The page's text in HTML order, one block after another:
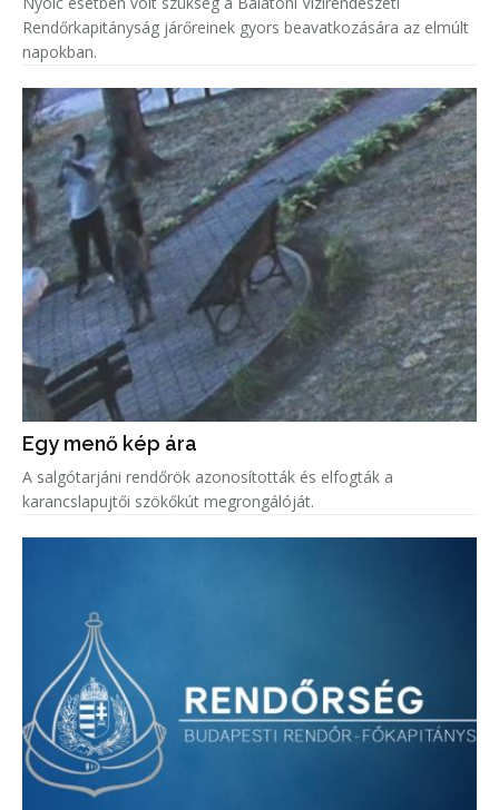
Rendőrkapitányság járőreinek gyors beavatkozására az elmúlt
napokban.
Egy menő kép ára
A salgótarjáni rendőrök azonosították és elfogták a
karancslapujtői szökőkút megrongálóját.